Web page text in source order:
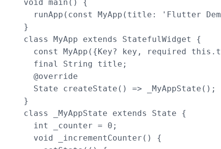
void main() {
runApp(const MyApp(title: 'Flutter
}
class MyApp extends StatefulWidget {
const MyApp({Key? key, required
  final String title;
  @override
  State createState() => _MyAppState();
}
class _MyAppState extends State {
  int _counter = 0;
  void _incrementCounter() {